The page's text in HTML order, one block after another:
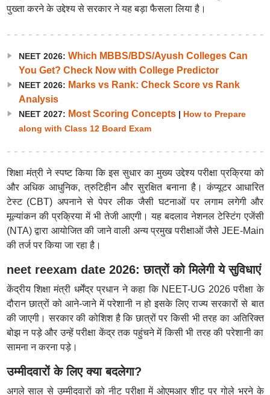
पुख्ता करने के उद्देश्य से सरकार ने यह बड़ा फैसला लिया है।
NEET 2026: Which MBBS/BDS/Ayush Colleges Can
You Get? Check Now with College Predictor
NEET 2026: Marks vs Rank: Check Score vs Rank
Analysis
NEET 2027: Most Scoring Concepts| How to Prepare
along with Class 12 Board Exam
शिक्षा मंत्री ने स्पष्ट किया कि इस सुधार का मुख्य उद्देश्य परीक्षा प्रक्रिया को
और अधिक आधुनिक, त्रुटिहीन और सुरक्षित बनाना है। कंप्यूटर आधारित
टेस्ट (CBT) अपनाने से पेपर लीक जैसी घटनाओं पर लगाम लगेगी और
मूल्यांकन की प्रक्रिया में भी तेजी आएगी। यह बदलाव नेशनल टेस्टिंग एजेंसी
(NTA) द्वारा आयोजित की जाने वाली अन्य प्रमुख परीक्षाओं जैसे JEE-Main
की तर्ज पर किया जा रहा है।
neet reexam date 2026: छात्रों को मिलेगी ये सुविधाएं
केंद्रीय शिक्षा मंत्री धर्मेंद्र प्रधान ने कहा कि NEET-UG 2026 परीक्षा के
दौरान छात्रों को आने-जाने में परेशानी न हो इसके लिए राज्य सरकारों से बात
की जाएगी। सरकार की कोशिश है कि छात्रों पर किसी भी तरह का अतिरिक्त
बोझ न पड़े और उन्हें परीक्षा केंद्र तक पहुंचने में किसी भी तरह की परेशानी का
सामना न करना पड़े।
उम्मीदवारों के लिए क्या बदलेगा?
अगले साल से उम्मीदवारों को नीट परीक्षा में ओएमआर शीट पर गोले भरने के